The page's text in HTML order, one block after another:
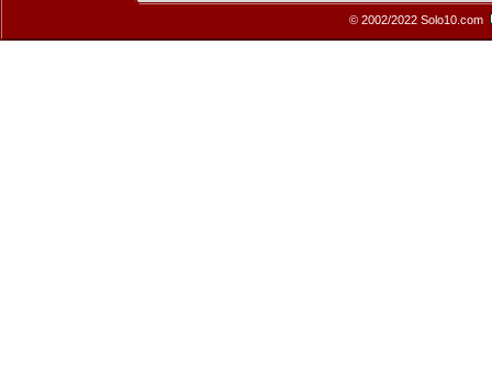
© 2002/2022 Solo10.com